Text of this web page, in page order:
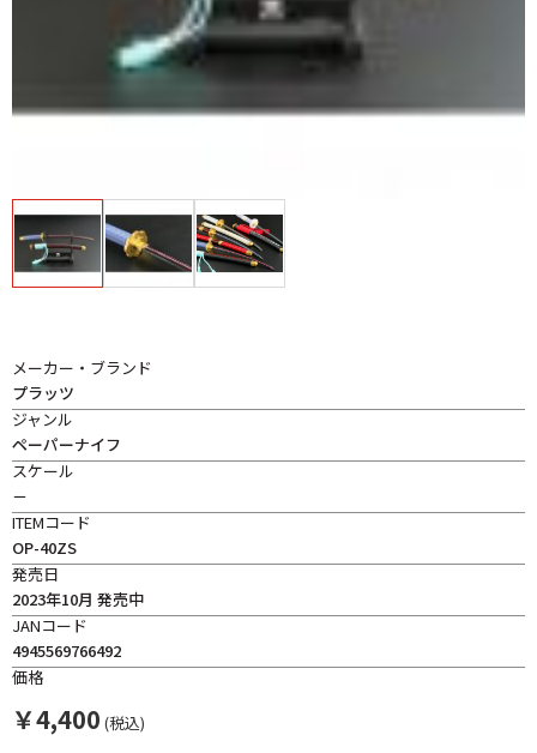
メーカー・ブランド
プラッツ
ジャンル
ペーパーナイフ
スケール
－
ITEMコード
OP-40ZS
発売日
2023年10月 発売中
JANコード
4945569766492
価格
￥4,400 (税込)